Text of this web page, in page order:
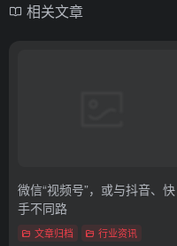
相关文章
微信“视频号”，或与抖音、快
手不同路
文章归档 行业资讯